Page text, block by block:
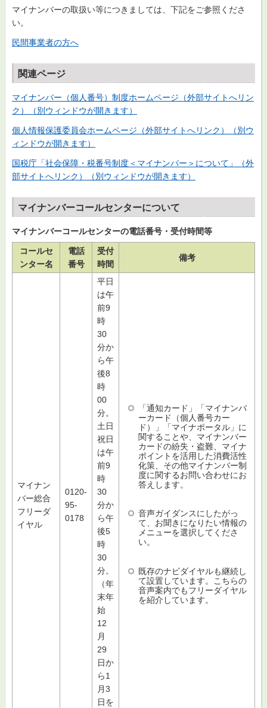
マイナンバーの取扱い等につきましては、下記をご参照くださ
い。
民間事業者の方へ
関連ページ
マイナンバー（個人番号）制度ホームページ（外部サイトへリン
ク）（別ウィンドウが開きます）
個人情報保護委員会ホームページ（外部サイトへリンク）（別ウ
ィンドウが開きます）
国税庁「社会保障・税番号制度＜マイナンバー＞について」（外
部サイトへリンク）（別ウィンドウが開きます）
マイナンバーコールセンターについて
マイナンバーコールセンターの電話番号・受付時間等
コールセ
ンター名
電話
番号
受付
時間
備考
マイナン
バー総合
フリーダ
イヤル
0120-
95-
0178
平日
は午
前9
時
30
分か
ら午
後8
時
00
分。
土日
祝日
は午
前9
時
30
分か
ら午
後5
時
30
分。
（年
末年
始
12
月
29
日か
ら1
月3
日を
「通知カード」「マイナンバ
ーカード（個人番号カー
ド）」「マイナポータル」に
関することや、マイナンバー
カードの紛失・盗難、マイナ
ポイントを活用した消費活性
化策、その他マイナンバー制
度に関するお問い合わせにお
答えします。
音声ガイダンスにしたがっ
て、お聞きになりたい情報の
メニューを選択してくださ
い。
既存のナビダイヤルも継続し
て設置しています。こちらの
音声案内でもフリーダイヤル
を紹介しています。